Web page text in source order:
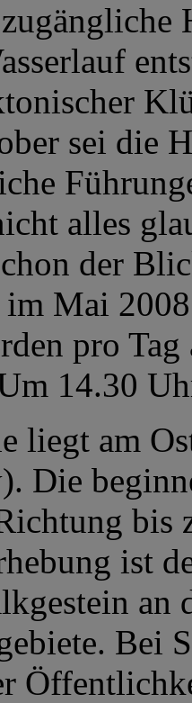
sei die
alles
der
Mai
pro
14.30
liegt am
Die
bis
ist
an
Bei